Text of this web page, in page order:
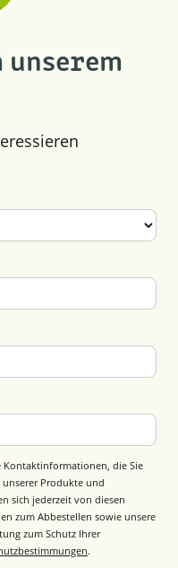
unserem
Kontaktinformationen, die Sie
Produkte und
sich jederzeit von diesen
zum Abbestellen sowie unsere
zum Schutz Ihrer
.